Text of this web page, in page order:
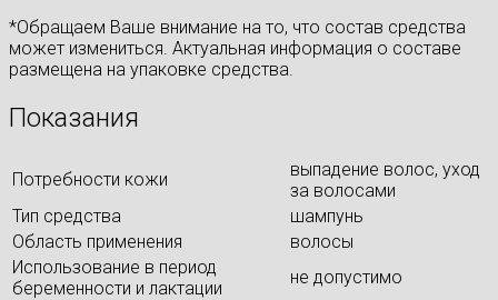
*Обращаем Ваше внимание на то, что состав средства
может измениться. Актуальная информация о составе
размещена на упаковке средства.
Показания
Потребности кожи
выпадение волос, уход
за волосами
Тип средства
шампунь
Область применения
волосы
Использование в период
беременности и лактации
не допустимо